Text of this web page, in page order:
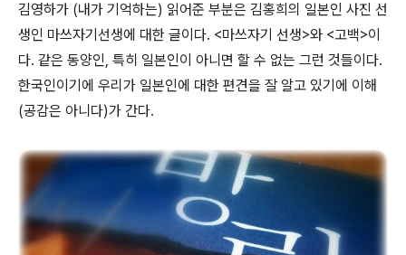
김영하가 (내가 기억하는) 읽어준 부분은 김홍희의 일본인 사진 선
생인 마쓰자기선생에 대한 글이다. <마쓰자기 선생>와 <고백>이
다. 같은 동양인, 특히 일본인이 아니면 할 수 없는 그런 것들이다.
한국인이기에 우리가 일본인에 대한 편견을 잘 알고 있기에 이해
(공감은 아니다)가 간다.